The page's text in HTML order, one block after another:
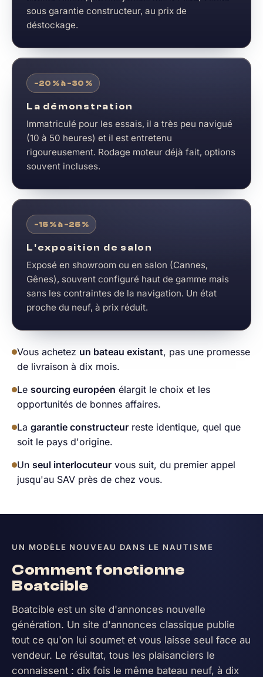
sous garantie constructeur, au prix de
déstockage.
-20 % à -30 %
La démonstration
Immatriculé pour les essais, il a très peu navigué
(10 à 50 heures) et il est entretenu
rigoureusement. Rodage moteur déjà fait, options
souvent incluses.
-15 % à -25 %
L'exposition de salon
Exposé en showroom ou en salon (Cannes,
Gênes), souvent configuré haut de gamme mais
sans les contraintes de la navigation. Un état
proche du neuf, à prix réduit.
Vous achetez un bateau existant, pas une promesse
de livraison à dix mois.
Le sourcing européen élargit le choix et les
opportunités de bonnes affaires.
La garantie constructeur reste identique, quel que
soit le pays d'origine.
Un seul interlocuteur vous suit, du premier appel
jusqu'au SAV près de chez vous.
UN MODÈLE NOUVEAU DANS LE NAUTISME
Comment fonctionne
Boatcible
Boatcible est un site d'annonces nouvelle
génération. Un site d'annonces classique publie
tout ce qu'on lui soumet et vous laisse seul face au
vendeur. Le résultat, tous les plaisanciers le
connaissent : dix fois le même bateau neuf, à dix